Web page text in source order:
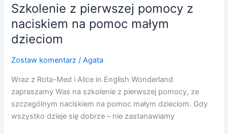
Szkolenie z pierwszej pomocy z
naciskiem na pomoc małym
dzieciom
Zostaw komentarz /Agata
Wraz z Rota-Med i Alice in English Wonderland
zapraszamy Was na szkolenie z pierwszej pomocy, ze
szczególnym naciskiem na pomoc małym dzieciom. Gdy
wszystko dzieje się dobrze – nie zastanawiamy